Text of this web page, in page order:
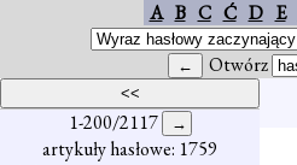
A B C Ć D E
Otwórz
1-200/2117
artykuły hasłowe: 1759